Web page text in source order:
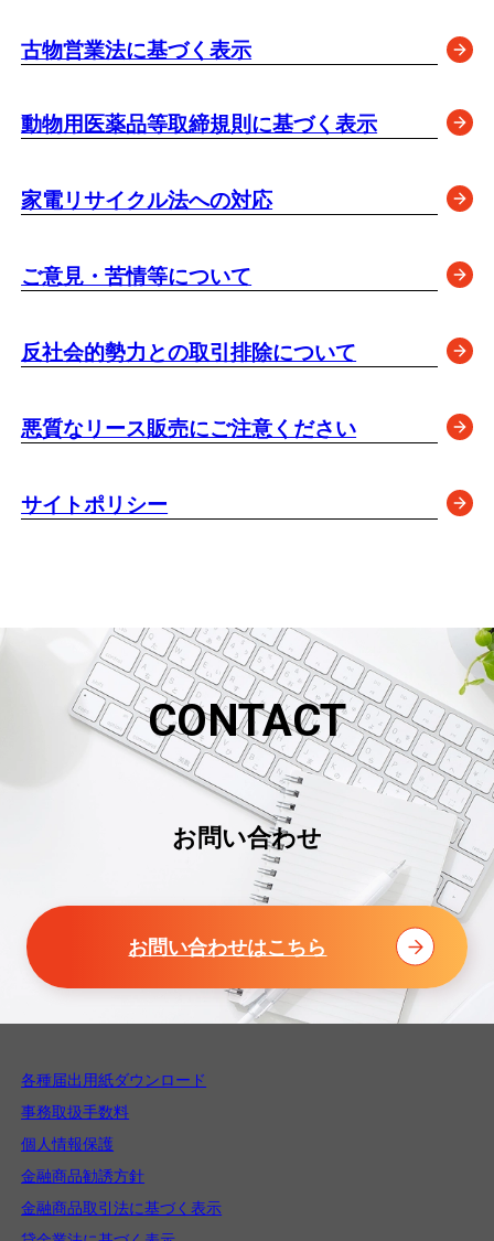
古物営業法に基づく表示
動物用医薬品等取締規則に基づく表示
家電リサイクル法への対応
ご意見・苦情等について
反社会的勢力との取引排除について
悪質なリース販売にご注意ください
サイトポリシー
CONTACT
お問い合わせ
お問い合わせはこちら
各種届出用紙ダウンロード
事務取扱手数料
個人情報保護
金融商品勧誘方針
金融商品取引法に基づく表示